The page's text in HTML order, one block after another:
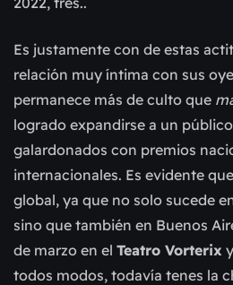
Es justamente con de estas
relación muy íntima con sus
permanece más de culto que
logrado expandirse a un
galardonados con premios
internacionales. Es evidente
global, ya que no solo sucede
sino que también en Buenos
de marzo en el Teatro Vorterix
todos modos, todavía tenes la